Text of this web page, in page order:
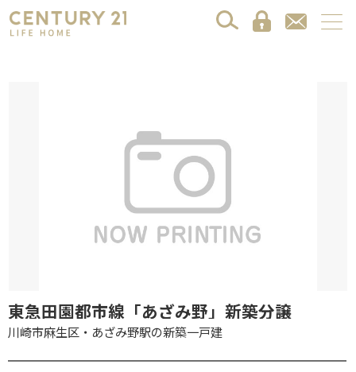
東急田園都市線「あざみ野」新築分譲
川崎市麻生区・あざみ野駅の新築一戸建